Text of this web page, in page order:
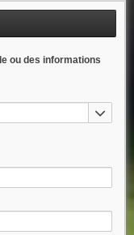
ou des informations